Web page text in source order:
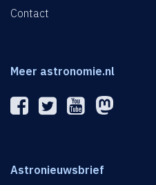
Contact
Meer astronomie.nl
Astronieuwsbrief